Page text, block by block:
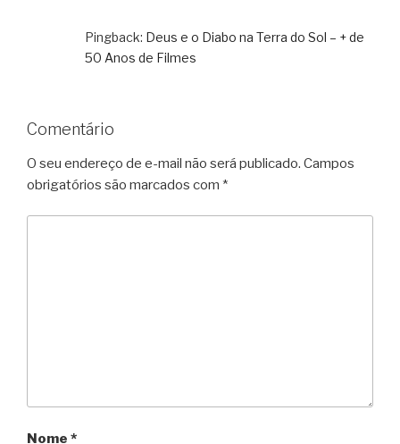
Pingback: Deus e o Diabo na Terra do Sol – + de
50 Anos de Filmes
Comentário
O seu endereço de e-mail não será publicado. Campos
obrigatórios são marcados com *
Nome *